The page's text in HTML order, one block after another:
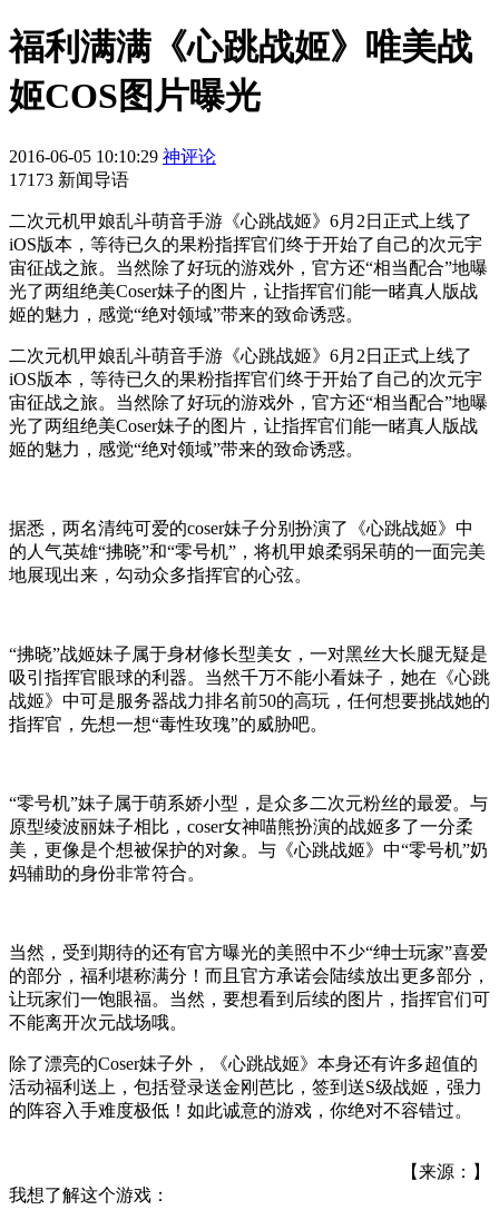
福利满满《心跳战姬》唯美战
姬COS图片曝光
2016-06-05 10:10:29 神评论
17173 新闻导语
二次元机甲娘乱斗萌音手游《心跳战姬》6月2日正式上线了
iOS版本，等待已久的果粉指挥官们终于开始了自己的次元宇
宙征战之旅。当然除了好玩的游戏外，官方还“相当配合”地曝
光了两组绝美Coser妹子的图片，让指挥官们能一睹真人版战
姬的魅力，感觉“绝对领域”带来的致命诱惑。
二次元机甲娘乱斗萌音手游《心跳战姬》6月2日正式上线了
iOS版本，等待已久的果粉指挥官们终于开始了自己的次元宇
宙征战之旅。当然除了好玩的游戏外，官方还“相当配合”地曝
光了两组绝美Coser妹子的图片，让指挥官们能一睹真人版战
姬的魅力，感觉“绝对领域”带来的致命诱惑。
据悉，两名清纯可爱的coser妹子分别扮演了《心跳战姬》中
的人气英雄“拂晓”和“零号机”，将机甲娘柔弱呆萌的一面完美
地展现出来，勾动众多指挥官的心弦。
“拂晓”战姬妹子属于身材修长型美女，一对黑丝大长腿无疑是
吸引指挥官眼球的利器。当然千万不能小看妹子，她在《心跳
战姬》中可是服务器战力排名前50的高玩，任何想要挑战她的
指挥官，先想一想“毒性玫瑰”的威胁吧。
“零号机”妹子属于萌系娇小型，是众多二次元粉丝的最爱。与
原型绫波丽妹子相比，coser女神喵熊扮演的战姬多了一分柔
美，更像是个想被保护的对象。与《心跳战姬》中“零号机”奶
妈辅助的身份非常符合。
当然，受到期待的还有官方曝光的美照中不少“绅士玩家”喜爱
的部分，福利堪称满分！而且官方承诺会陆续放出更多部分，
让玩家们一饱眼福。当然，要想看到后续的图片，指挥官们可
不能离开次元战场哦。
除了漂亮的Coser妹子外，《心跳战姬》本身还有许多超值的
活动福利送上，包括登录送金刚芭比，签到送S级战姬，强力
的阵容入手难度极低！如此诚意的游戏，你绝对不容错过。
【来源：】
我想了解这个游戏：